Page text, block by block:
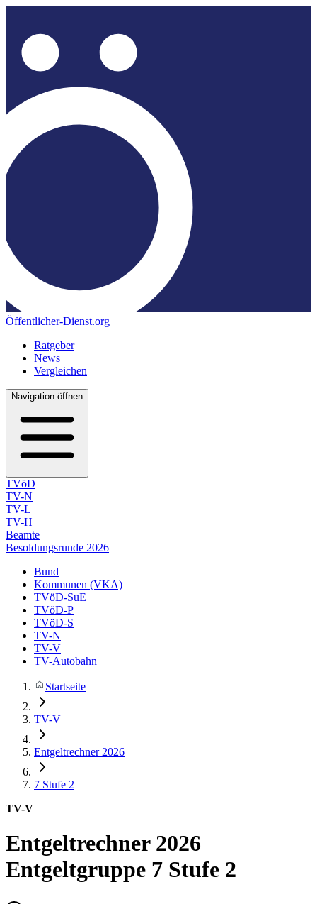
Öffentlicher-Dienst.org
Ratgeber
News
Vergleichen
Navigation öffnen
TVöD
TV-N
TV-L
TV-H
Beamte
Besoldungsrunde 2026
Bund
Kommunen (VKA)
TVöD-SuE
TVöD-P
TVöD-S
TV-N
TV-V
TV-Autobahn
Startseite
TV-V
Entgeltrechner 2026
7 Stufe 2
TV-V
Entgeltrechner 2026
Entgeltgruppe 7 Stufe 2